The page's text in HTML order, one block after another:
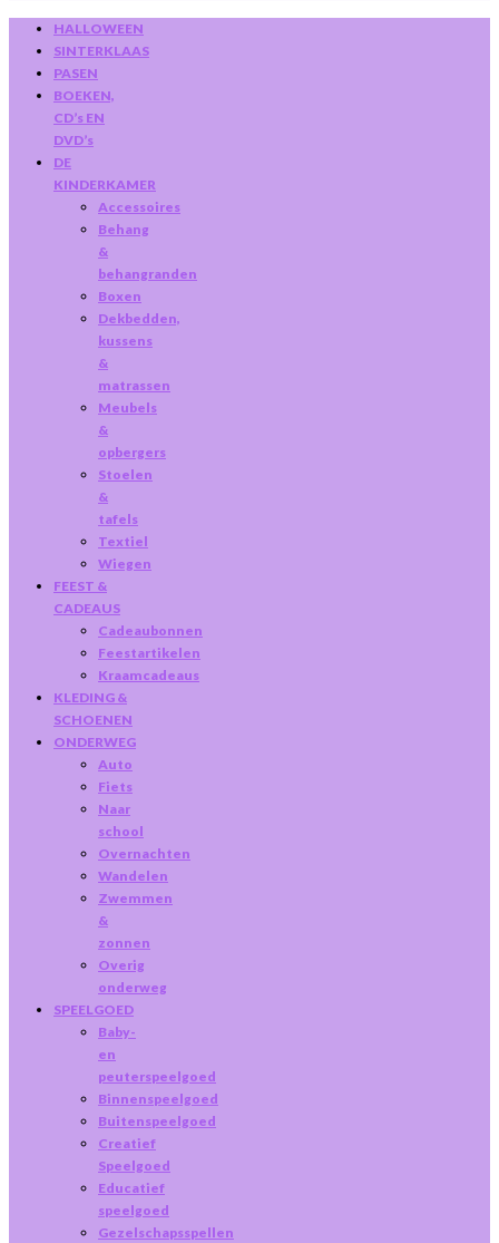
HALLOWEEN
SINTERKLAAS
PASEN
BOEKEN,
CD’s EN
DVD’s
DE
KINDERKAMER
Accessoires
Behang
&
behangranden
Boxen
Dekbedden,
kussens
&
matrassen
Meubels
&
opbergers
Stoelen
&
tafels
Textiel
Wiegen
FEEST &
CADEAUS
Cadeaubonnen
Feestartikelen
Kraamcadeaus
KLEDING &
SCHOENEN
ONDERWEG
Auto
Fiets
Naar
school
Overnachten
Wandelen
Zwemmen
&
zonnen
Overig
onderweg
SPEELGOED
Baby-
en
peuterspeelgoed
Binnenspeelgoed
Buitenspeelgoed
Creatief
Speelgoed
Educatief
speelgoed
Gezelschapsspellen